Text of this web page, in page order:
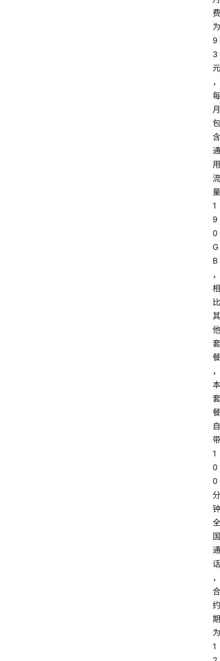
费
为
9
3
元
，
每
月
包
含
通
用
流
量
1
9
0
G
B
，
相
比
其
他
套
餐
，
本
套
餐
自
带
1
0
0
分
钟
全
国
通
话
，
合
约
期
为
1